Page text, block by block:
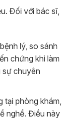
Đối với bác sĩ,
lý, so sánh
chứng khi làm
sự chuyên
tại phòng khám,
nghề. Điều này